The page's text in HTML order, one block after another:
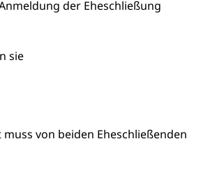
der Eheschließung
sie
von beiden Eheschließenden